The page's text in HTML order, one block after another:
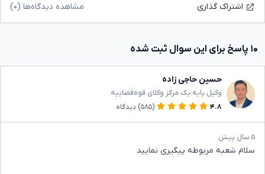
اشتراک گذاری مشاهده دیدگاه‌ها (۰)
۱۰ پاسخ برای این سوال ثبت شده
حسین حاجی زاده
وکیل پایه یک مرکز وکلای قوه‌قضاییه
۴.۸
(۵۸۵) دیدگاه
۵ سال پیش
سلام شعبه مربوطه پیگیری نمایید